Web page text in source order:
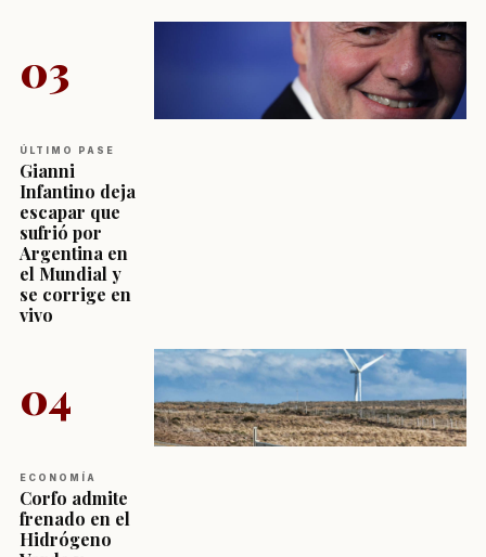
03
ÚLTIMO PASE
Gianni
Infantino deja
escapar que
sufrió por
Argentina en
el Mundial y
se corrige en
vivo
04
ECONOMÍA
Corfo admite
frenado en el
Hidrógeno